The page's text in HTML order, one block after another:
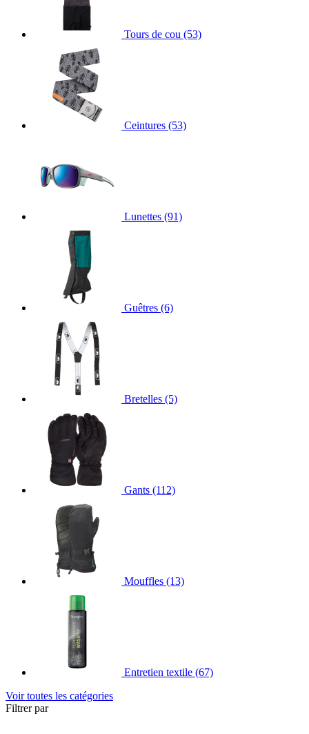
Tours de cou (53)
Ceintures (53)
Lunettes (91)
Guêtres (6)
Bretelles (5)
Gants (112)
Mouffles (13)
Entretien textile (67)
Voir toutes les catégories
Filtrer par